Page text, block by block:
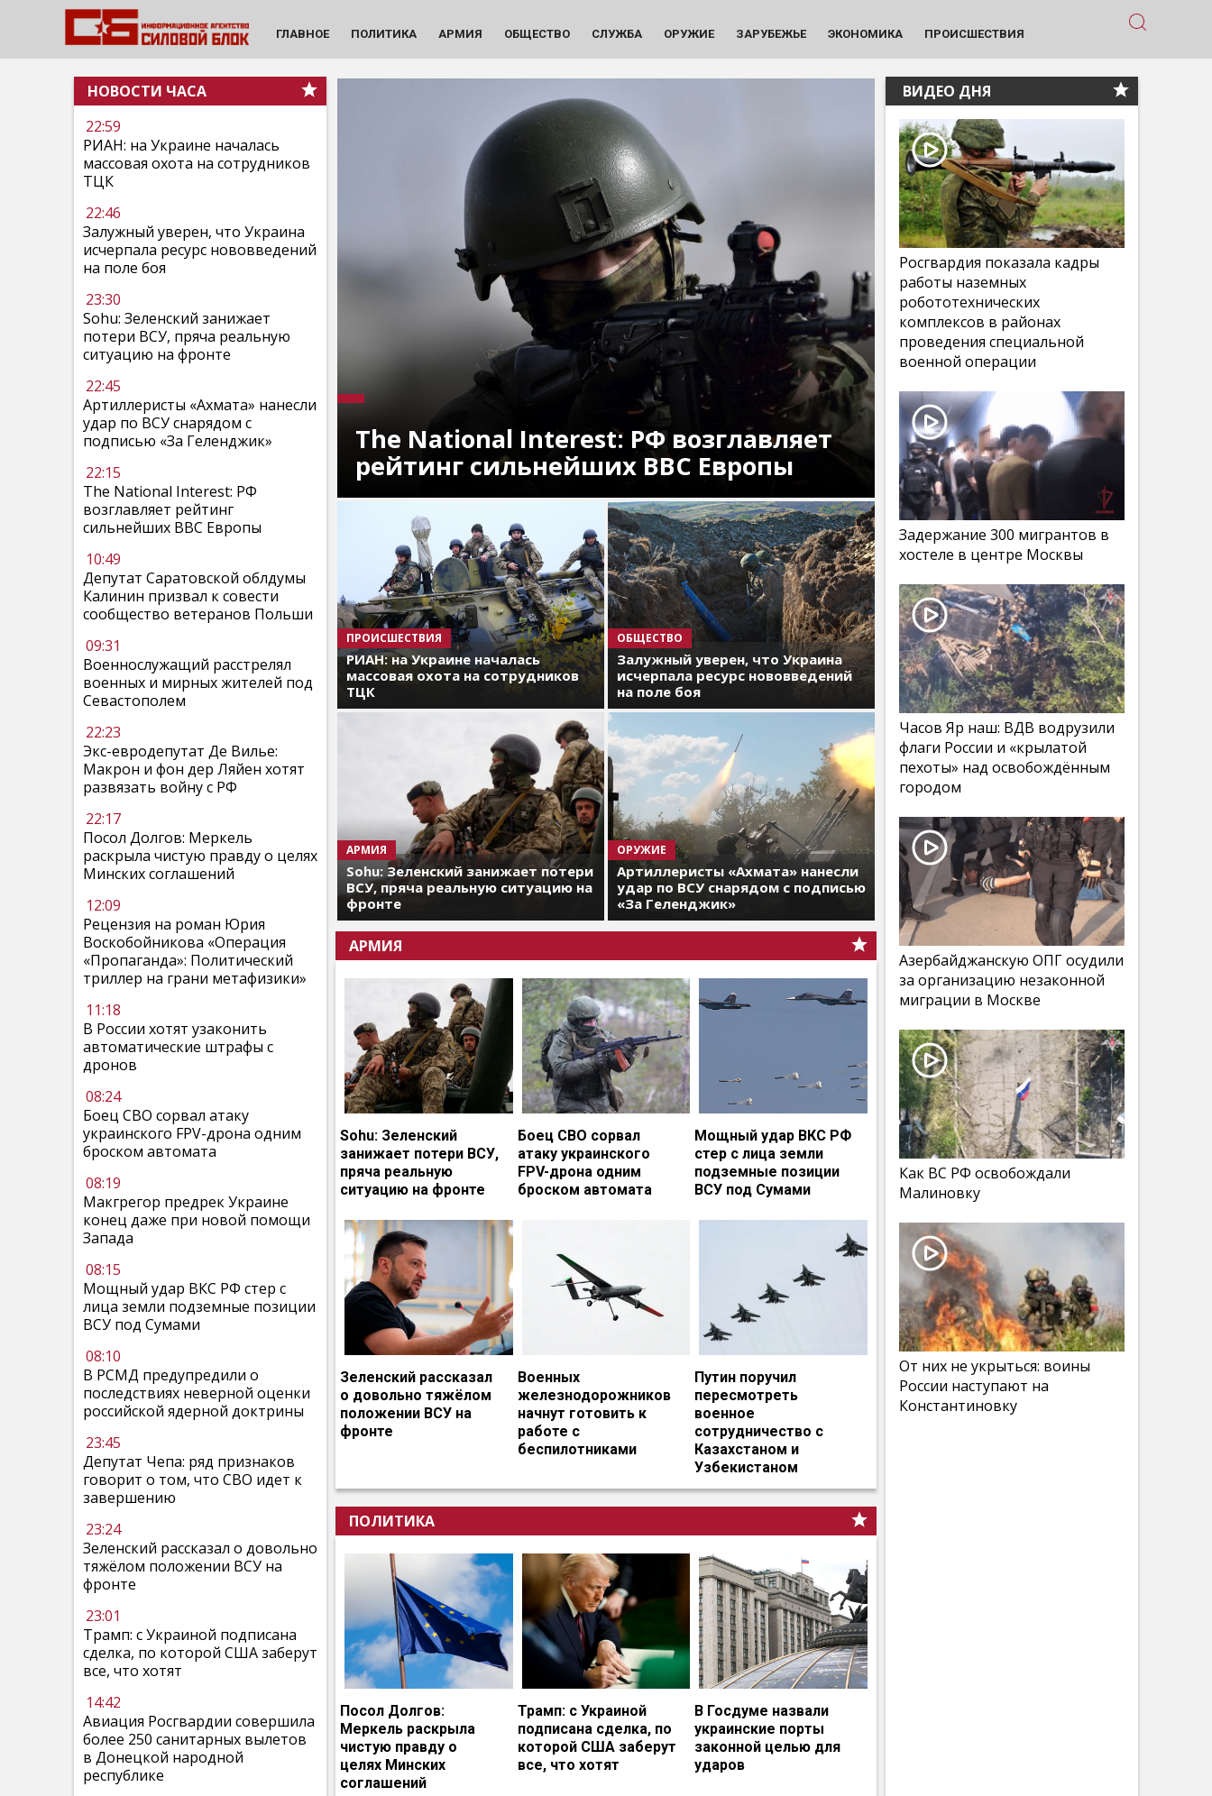
ГЛАВНОЕ ПОЛИТИКА АРМИЯ ОБЩЕСТВО СЛУЖБА ОРУЖИЕ ЗАРУБЕЖЬЕ ЭКОНОМИКА ПРОИСШЕСТВИЯ
НОВОСТИ ЧАСА
22:59
РИАН: на Украине началась
массовая охота на сотрудников
ТЦК
22:46
Залужный уверен, что Украина
исчерпала ресурс нововведений
на поле боя
23:30
Sohu: Зеленский занижает
потери ВСУ, пряча реальную
ситуацию на фронте
22:45
Артиллеристы «Ахмата» нанесли
удар по ВСУ снарядом с
подписью «За Геленджик»
22:15
The National Interest: РФ
возглавляет рейтинг
сильнейших ВВС Европы
10:49
Депутат Саратовской облдумы
Калинин призвал к совести
сообщество ветеранов Польши
09:31
Военнослужащий расстрелял
военных и мирных жителей под
Севастополем
22:23
Экс-евродепутат Де Вилье:
Макрон и фон дер Ляйен хотят
развязать войну с РФ
22:17
Посол Долгов: Меркель
раскрыла чистую правду о целях
Минских соглашений
12:09
Рецензия на роман Юрия
Воскобойникова «Операция
«Пропаганда»: Политический
триллер на грани метафизики»
11:18
В России хотят узаконить
автоматические штрафы с
дронов
08:24
Боец СВО сорвал атаку
украинского FPV-дрона одним
броском автомата
08:19
Макгрегор предрек Украине
конец даже при новой помощи
Запада
08:15
Мощный удар ВКС РФ стер с
лица земли подземные позиции
ВСУ под Сумами
08:10
В РСМД предупредили о
последствиях неверной оценки
российской ядерной доктрины
23:45
Депутат Чепа: ряд признаков
говорит о том, что СВО идет к
завершению
23:24
Зеленский рассказал о довольно
тяжёлом положении ВСУ на
фронте
23:01
Трамп: с Украиной подписана
сделка, по которой США заберут
все, что хотят
14:42
Авиация Росгвардии совершила
более 250 санитарных вылетов
в Донецкой народной
республике
The National Interest: РФ возглавляет
рейтинг сильнейших ВВС Европы
ПРОИСШЕСТВИЯ
РИАН: на Украине началась
массовая охота на сотрудников
ТЦК
ОБЩЕСТВО
Залужный уверен, что Украина
исчерпала ресурс нововведений
на поле боя
АРМИЯ
Sohu: Зеленский занижает потери
ВСУ, пряча реальную ситуацию на
фронте
ОРУЖИЕ
Артиллеристы «Ахмата» нанесли
удар по ВСУ снарядом с подписью
«За Геленджик»
АРМИЯ
Sohu: Зеленский
занижает потери ВСУ,
пряча реальную
ситуацию на фронте
Боец СВО сорвал
атаку украинского
FPV-дрона одним
броском автомата
Мощный удар ВКС РФ
стер с лица земли
подземные позиции
ВСУ под Сумами
Зеленский рассказал
о довольно тяжёлом
положении ВСУ на
фронте
Военных
железнодорожников
начнут готовить к
работе с
беспилотниками
Путин поручил
пересмотреть
военное
сотрудничество с
Казахстаном и
Узбекистаном
ПОЛИТИКА
Посол Долгов:
Меркель раскрыла
чистую правду о
целях Минских
соглашений
Трамп: с Украиной
подписана сделка, по
которой США заберут
все, что хотят
В Госдуме назвали
украинские порты
законной целью для
ударов
ВИДЕО ДНЯ
Росгвардия показала кадры
работы наземных
робототехнических
комплексов в районах
проведения специальной
военной операции
Задержание 300 мигрантов в
хостеле в центре Москвы
Часов Яр наш: ВДВ водрузили
флаги России и «крылатой
пехоты» над освобождённым
городом
Азербайджанскую ОПГ осудили
за организацию незаконной
миграции в Москве
Как ВС РФ освобождали
Малиновку
От них не укрыться: воины
России наступают на
Константиновку